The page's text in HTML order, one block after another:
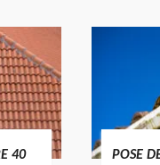
40 POSE